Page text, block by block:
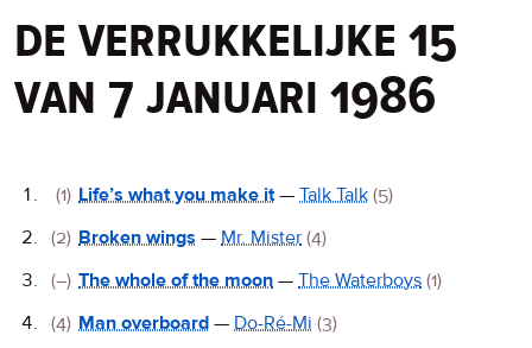
de verrukkelijke 15
van 7 januari 1986
De
Verrukkelijke
15
(1) Life’s what you make it— Talk Talk (5)
(2) Broken wings — Mr. Mister (4)
(–) The whole of the moon — The Waterboys (1)
(4) Man overboard — Do-Ré-Mi (3)